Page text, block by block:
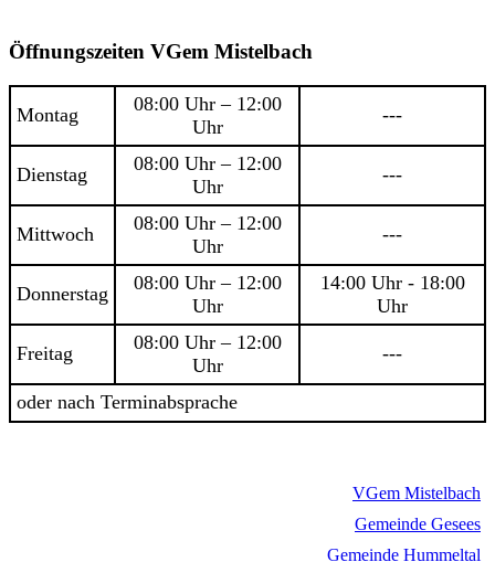
Öffnungszeiten VGem Mistelbach
Montag
08:00 Uhr – 12:00
Uhr
---
Dienstag
08:00 Uhr – 12:00
Uhr
---
Mittwoch
08:00 Uhr – 12:00
Uhr
---
Donnerstag
08:00 Uhr – 12:00
Uhr
14:00 Uhr - 18:00
Uhr
Freitag
08:00 Uhr – 12:00
Uhr
---
oder nach Terminabsprache
VGem Mistelbach
Gemeinde Gesees
Gemeinde Hummeltal